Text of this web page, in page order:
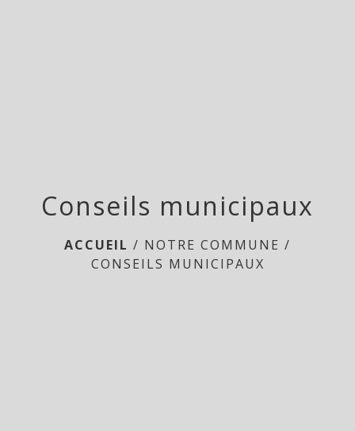
Conseils municipaux
ACCUEIL / NOTRE COMMUNE /
CONSEILS MUNICIPAUX